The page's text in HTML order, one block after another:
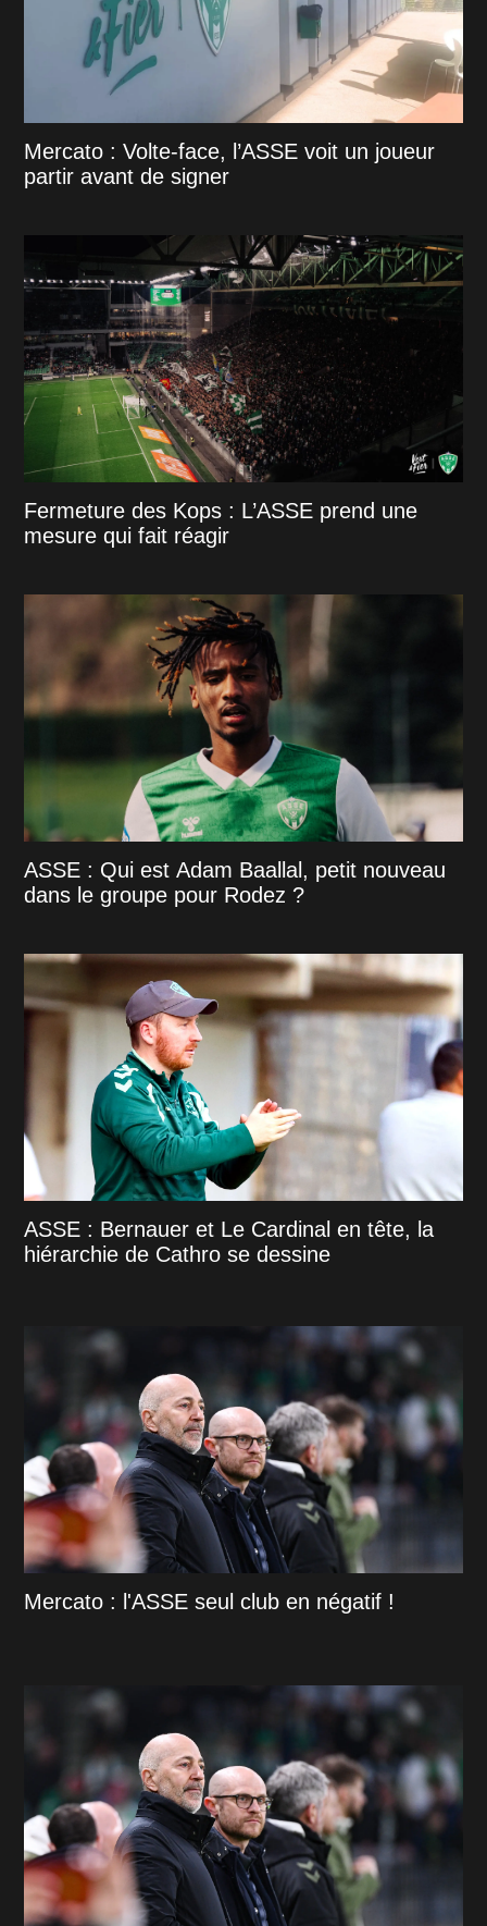
Mercato : Volte-face, l’ASSE voit un joueur
partir avant de signer
Fermeture des Kops : L’ASSE prend une
mesure qui fait réagir
ASSE : Qui est Adam Baallal, petit nouveau
dans le groupe pour Rodez ?
ASSE : Bernauer et Le Cardinal en tête, la
hiérarchie de Cathro se dessine
Mercato : l'ASSE seul club en négatif !